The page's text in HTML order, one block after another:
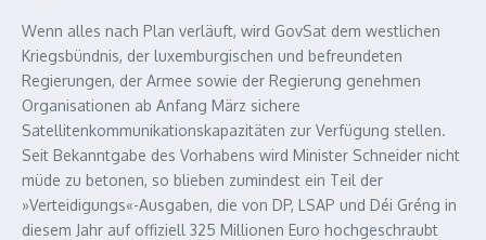
Wenn alles nach Plan verläuft, wird GovSat dem westlichen
Kriegsbündnis, der luxemburgischen und befreundeten
Regierungen, der Armee sowie der Regierung genehmen
Organisationen ab Anfang März sichere
Satellitenkommunikationskapazitäten zur Verfügung stellen.
Seit Bekanntgabe des Vorhabens wird Minister Schneider nicht
müde zu betonen, so blieben zumindest ein Teil der
»Verteidigungs«-Ausgaben, die von DP, LSAP und Déi Gréng in
diesem Jahr auf offiziell 325 Millionen Euro hochgeschraubt